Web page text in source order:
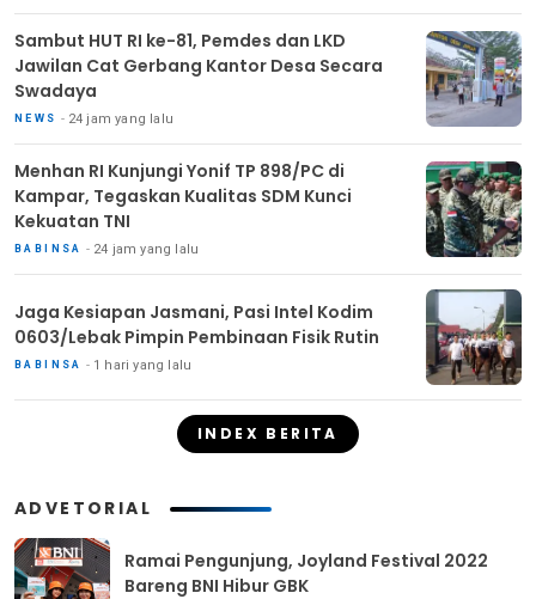
Sambut HUT RI ke-81, Pemdes dan LKD
Jawilan Cat Gerbang Kantor Desa Secara
Swadaya
NEWS 24 jam yang lalu
Menhan RI Kunjungi Yonif TP 898/PC di
Kampar, Tegaskan Kualitas SDM Kunci
Kekuatan TNI
BABINSA 24 jam yang lalu
Jaga Kesiapan Jasmani, Pasi Intel Kodim
0603/Lebak Pimpin Pembinaan Fisik Rutin
BABINSA 1 hari yang lalu
INDEX BERITA
ADVETORIAL
Ramai Pengunjung, Joyland Festival 2022
Bareng BNI Hibur GBK